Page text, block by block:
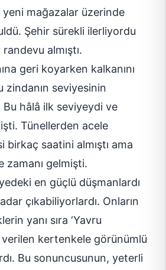
mağazalar üzerinde
Şehir sürekli ilerliyordu
almıştı.
geri koyarken kalkanını
zindanın seviyesinin
Bu hâlâ ilk seviyeydi ve
Tünellerden acele
birkaç saatini almıştı ama
zamanı gelmişti.
en güçlü düşmanlardı
çıkabiliyorlardı. Onların
yanı sıra ‘Yavru
verilen kertenkele görünümlü
Bu sonuncusunun, yeterli